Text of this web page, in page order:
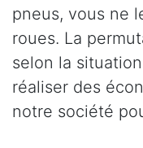
pneus, vous ne
roues. La
selon la
réaliser des
notre société